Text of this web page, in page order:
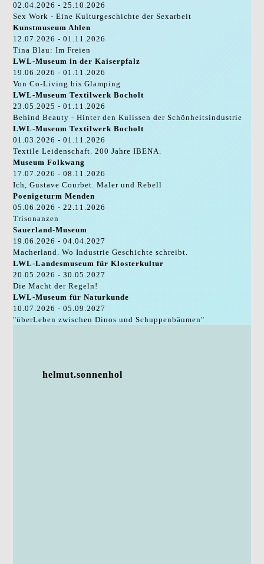
02.04.2026 - 25.10.2026
Sex Work - Eine Kulturgeschichte der Sexarbeit
Kunstmuseum Ahlen
12.07.2026 - 01.11.2026
Tina Blau: Im Freien
LWL-Museum in der Kaiserpfalz
19.06.2026 - 01.11.2026
Von Co-Living bis Glamping
LWL-Museum Textilwerk Bocholt
23.05.2025 - 01.11.2026
Behind Beauty - Hinter den Kulissen der Schönheitsindustrie
LWL-Museum Textilwerk Bocholt
01.03.2026 - 01.11.2026
Textile Leidenschaft. 200 Jahre IBENA.
Museum Folkwang
17.07.2026 - 08.11.2026
Ich, Gustave Courbet. Maler und Rebell
Poenigeturm Menden
05.06.2026 - 22.11.2026
Trisonanzen
Sauerland-Museum
19.06.2026 - 04.04.2027
Macherland. Wo Industrie Geschichte schreibt.
LWL-Landesmuseum für Klosterkultur
20.05.2026 - 30.05.2027
Die Macht der Regeln!
LWL-Museum für Naturkunde
10.07.2026 - 05.09.2027
"überLeben zwischen Dinos und Schuppenbäumen"
helmut.sonnenhol